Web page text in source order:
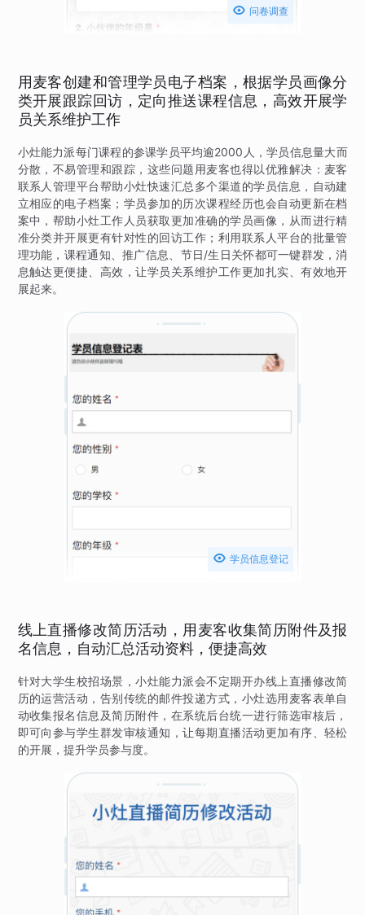
 问卷调查
用麦客创建和管理学员电子档案，根据学员画像分
类开展跟踪回访，定向推送课程信息，高效开展学
员关系维护工作
小灶能力派每门课程的参课学员平均逾2000人，学员信息量大而
分散，不易管理和跟踪，这些问题用麦客也得以优雅解决：麦客
联系人管理平台帮助小灶快速汇总多个渠道的学员信息，自动建
立相应的电子档案；学员参加的历次课程经历也会自动更新在档
案中，帮助小灶工作人员获取更加准确的学员画像，从而进行精
准分类并开展更有针对性的回访工作；利用联系人平台的批量管
理功能，课程通知、推广信息、节日/生日关怀都可一键群发，消
息触达更便捷、高效，让学员关系维护工作更加扎实、有效地开
展起来。
 学员信息登记
线上直播修改简历活动，用麦客收集简历附件及报
名信息，自动汇总活动资料，便捷高效
针对大学生校招场景，小灶能力派会不定期开办线上直播修改简
历的运营活动，告别传统的邮件投递方式，小灶选用麦客表单自
动收集报名信息及简历附件，在系统后台统一进行筛选审核后，
即可向参与学生群发审核通知，让每期直播活动更加有序、轻松
的开展，提升学员参与度。